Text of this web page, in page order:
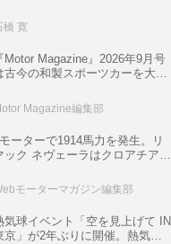
」に化けた理由
橋 寛
『Motor Magazine』2026年9月号
古今の和製スポーツカーを大特
報も満載Magazine編集部
ーターで1914馬力を発生。リ
ック ネヴェーラはクロアチア発
ニクル・完全版／115】
モーターマガジン編集部
気球イベント「空を見上げて IN
京」が2年ぶりに開催。熱気球